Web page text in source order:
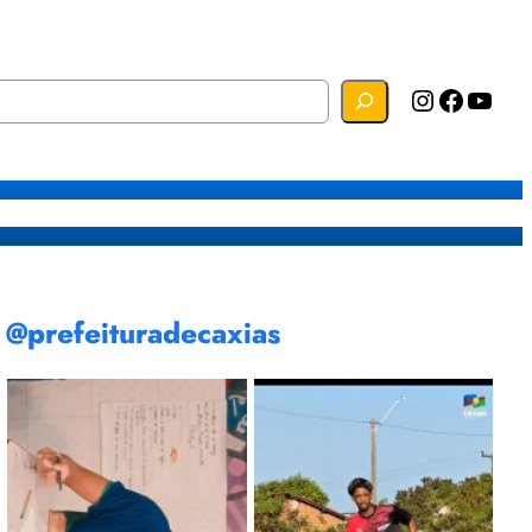
Instagram Facebook YouTube
@prefeituradecaxias